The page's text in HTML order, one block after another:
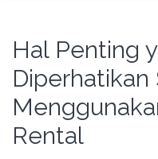
Hal Penting
Diperhatikan
Rental